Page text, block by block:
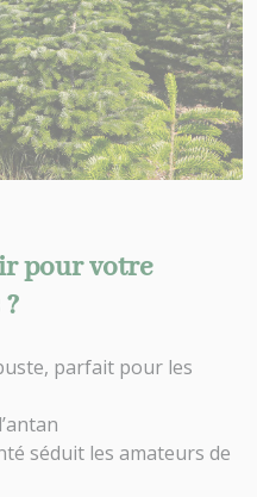
pour votre
parfait pour les
séduit les amateurs de